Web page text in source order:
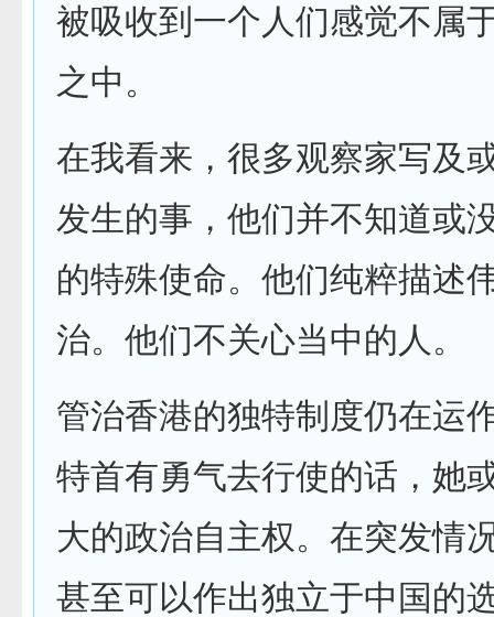
被吸收到一个人们感觉不属
之中。
在我看来，很多观察家写及
发生的事，他们并不知道或
的特殊使命。他们纯粹描述
治。他们不关心当中的人。
管治香港的独特制度仍在运
特首有勇气去行使的话，她
大的政治自主权。在突发情
甚至可以作出独立于中国的